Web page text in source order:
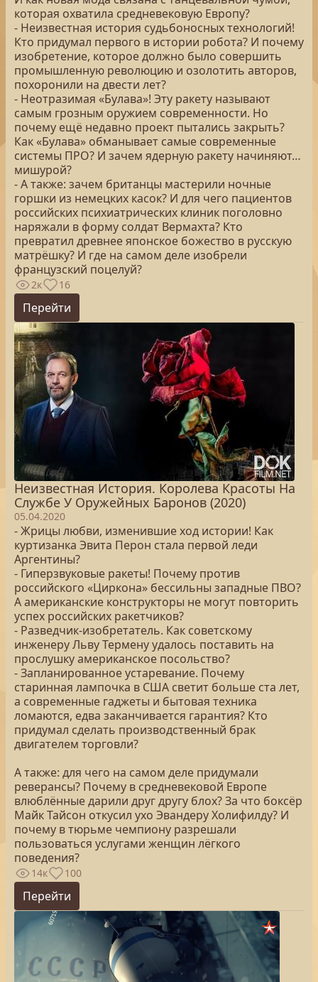
которая охватила средневековую Европу?
- Неизвестная история судьбоносных технологий!
Кто придумал первого в истории робота? И почему
изобретение, которое должно было совершить
промышленную революцию и озолотить авторов,
похоронили на двести лет?
- Неотразимая «Булава»! Эту ракету называют
самым грозным оружием современности. Но
почему ещё недавно проект пытались закрыть?
Как «Булава» обманывает самые современные
системы ПРО? И зачем ядерную ракету начиняют…
мишурой?
- А также: зачем британцы мастерили ночные
горшки из немецких касок? И для чего пациентов
российских психиатрических клиник поголовно
наряжали в форму солдат Вермахта? Кто
превратил древнее японское божество в русскую
матрёшку? И где на самом деле изобрели
французский поцелуй?
2к 16
Перейти
Неизвестная История. Королева Красоты На
Службе У Оружейных Баронов (2020)
05.04.2020
- Жрицы любви, изменившие ход истории! Как
куртизанка Эвита Перон стала первой леди
Аргентины?
- Гиперзвуковые ракеты! Почему против
российского «Циркона» бессильны западные ПВО?
А американские конструкторы не могут повторить
успех российских ракетчиков?
- Разведчик-изобретатель. Как советскому
инженеру Льву Термену удалось поставить на
прослушку американское посольство?
- Запланированное устаревание. Почему
старинная лампочка в США светит больше ста лет,
а современные гаджеты и бытовая техника
ломаются, едва заканчивается гарантия? Кто
придумал сделать производственный брак
двигателем торговли?
А также: для чего на самом деле придумали
реверансы? Почему в средневековой Европе
влюблённые дарили друг другу блох? За что боксёр
Майк Тайсон откусил ухо Эвандеру Холифилду? И
почему в тюрьме чемпиону разрешали
пользоваться услугами женщин лёгкого
поведения?
14к 100
Перейти